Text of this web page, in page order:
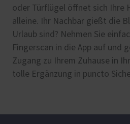
oder Türflügel öffnet sich Ihre
alleine. Ihr Nachbar gießt die
Urlaub sind? Nehmen Sie
Fingerscan in die App auf und
Zugang zu Ihrem Zuhause in
tolle Ergänzung in puncto